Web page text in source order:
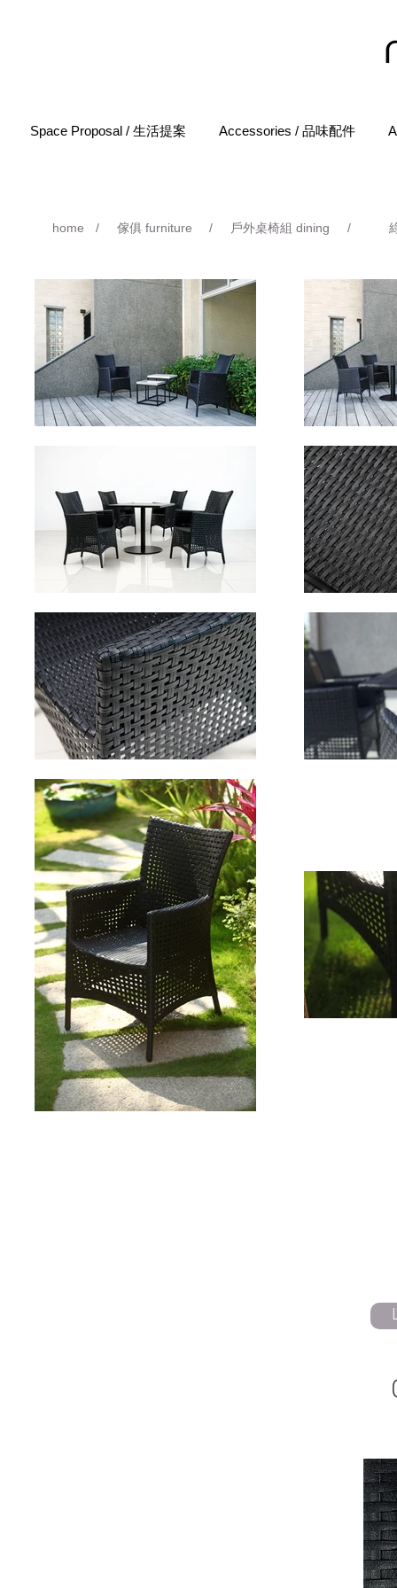
Space Proposal / 生活提案 Accessories / 品味配件
home / 傢俱 furniture / 戶外桌椅組 dining /